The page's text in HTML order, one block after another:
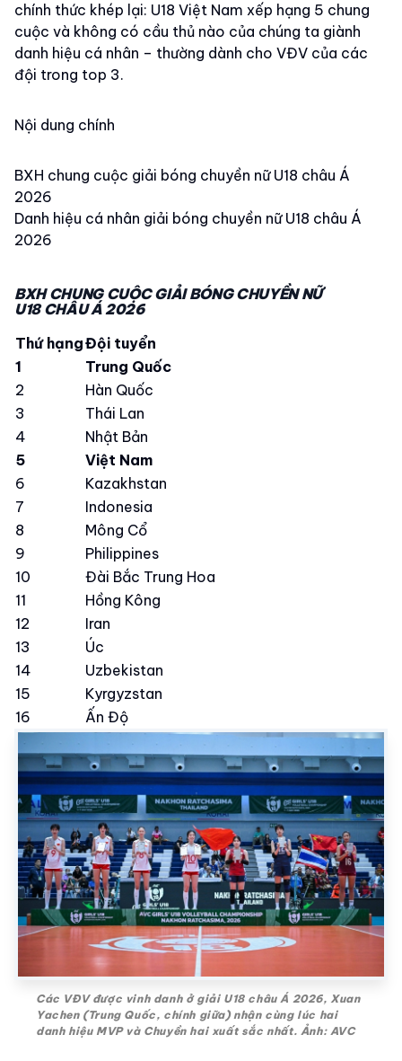
chính thức khép lại: U18 Việt Nam xếp hạng 5 chung
cuộc và không có cầu thủ nào của chúng ta giành
danh hiệu cá nhân – thường dành cho VĐV của các
đội trong top 3.
Nội dung chính
BXH chung cuộc giải bóng chuyền nữ U18 châu Á
2026
Danh hiệu cá nhân giải bóng chuyền nữ U18 châu Á
2026
BXH CHUNG CUỘC GIẢI BÓNG CHUYỀN NỮ
U18 CHÂU Á 2026
Thứ hạngĐội tuyển
1
Trung Quốc
2
Hàn Quốc
3
Thái Lan
4
Nhật Bản
5
Việt Nam
6
Kazakhstan
7
Indonesia
8
Mông Cổ
9
Philippines
10
Đài Bắc Trung Hoa
11
Hồng Kông
12
Iran
13
Úc
14
Uzbekistan
15
Kyrgyzstan
16
Ấn Độ
Các VĐV được vinh danh ở giải U18 châu Á 2026, Xuan
Yachen (Trung Quốc, chính giữa) nhận cùng lúc hai
danh hiệu MVP và Chuyền hai xuất sắc nhất. Ảnh: AVC